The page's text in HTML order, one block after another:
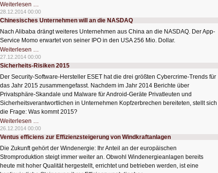
Weiterlesen …
kleiner
Rückblick
auf
28.12.2014 00:00
Chinesisches Unternehmen will an die NASDAQ
Nach Alibaba drängt weiteres Unternehmen aus China an die NASDAQ. Der App-
Service Momo erwartet von seiner IPO in den USA 256 Mio. Dollar.
Weiterlesen …
Unternehmen
will
an
NASDAQ
27.12.2014 00:00
Sicherheits-Risiken 2015
Der Security-Software-Hersteller ESET hat die drei größten Cybercrime-Trends für
das Jahr 2015 zusammengefasst. Nachdem im Jahr 2014 Berichte über
Privatsphäre-Skandale und Malware für Android-Geräte Privatleuten und
Sicherheitsverantwortlichen in Unternehmen Kopfzerbrechen bereiteten, stellt sich
die Frage: Was kommt 2015?
Weiterlesen …
Risiken
2015
26.12.2014 00:00
Ventus efficiens zur Effizienzsteigerung von Windkraftanlagen
Die Zukunft gehört der Windenergie: Ihr Anteil an der europäischen
Stromproduktion steigt immer weiter an. Obwohl Windenergieanlagen bereits
heute mit hoher Qualität hergestellt, errichtet und betrieben werden, ist eine